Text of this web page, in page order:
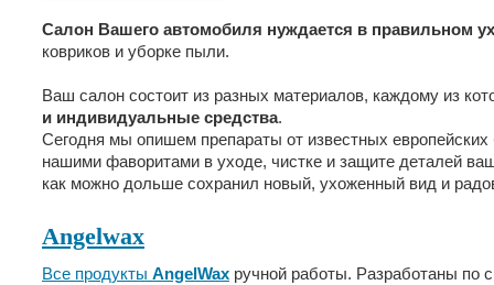
Салон Вашего автомобиля нуждается в правильном
ковриков и уборке пыли.
Ваш салон состоит из разных материалов, каждому из
и индивидуальные средства.
Сегодня мы опишем препараты от известных
нашими фаворитами в уходе, чистке и защите деталей
как можно дольше сохранил новый, ухоженный вид и
Angelwax
Все продукты AngelWax ручной работы. Разработаны по